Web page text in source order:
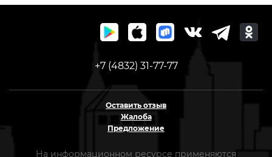
+7 (4832) 31-77-77
Оставить отзыв
Жалоба
Предложение
На информационном ресурсе применяются